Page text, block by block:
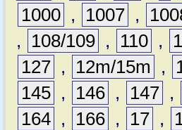
1000 , 1007 ,
,
108/109 , 110 ,
127 , 12m/15m ,
145 , 146 , 147 ,
164 , 166 , 17 ,